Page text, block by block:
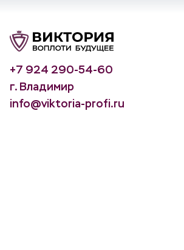
+7 924 290-54-60
г. Владимир
info@viktoria-profi.ru